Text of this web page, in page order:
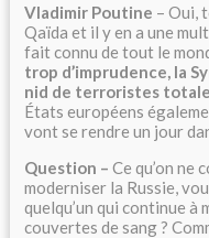
Vladimir Poutine – Oui,
Qaïda et il y en a une
fait connu de tout le
trop d’imprudence, la
nid de terroristes
États européens
vont se rendre un jour
Question – Ce qu’on ne
moderniser la Russie,
quelqu’un qui continue à
couvertes de sang ?